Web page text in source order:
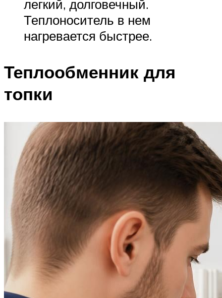
легкий, долговечный.
Теплоноситель в нем
нагревается быстрее.
Теплообменник для
топки